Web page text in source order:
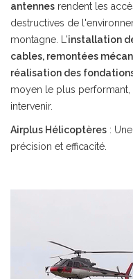
antennes rendent les
destructives de
montagne. L'installation
cables, remontées
réalisation des
moyen le plus
intervenir.
Airplus Hélicoptères :
précision et efficacité.